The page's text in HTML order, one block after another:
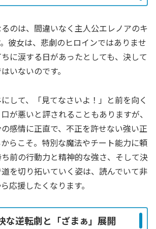
のは、間違いなく主人公エレノアのキ
彼女は、悲劇のヒロインではありませ
に涙する日があったとしても、決して
いないのです。
して、「見てなさいよ！」と前を向く
が悪いと評されることもありますが、
感情に正直で、不正を許せない強い正
らこそ。特別な魔法やチート能力に頼
前の行動力と精神的な強さ、そして決
を切り拓いていく姿は、読んでいて非
応援したくなります。
な逆転劇と「ざまぁ」展開